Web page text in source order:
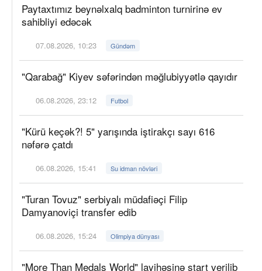
Paytaxtımız beynəlxalq badminton turnirinə ev
sahibliyi edəcək
07.08.2026, 10:23 Gündəm
"Qarabağ" Kiyev səfərindən məğlubiyyətlə qayıdır
06.08.2026, 23:12 Futbol
"Kürü keçək?! 5" yarışında iştirakçı sayı 616
nəfərə çatdı
06.08.2026, 15:41 Su idman növləri
"Turan Tovuz" serbiyalı müdafiəçi Filip
Damyanoviçi transfer edib
06.08.2026, 15:24 Olimpiya dünyası
"More Than Medals World" layihəsinə start verilib